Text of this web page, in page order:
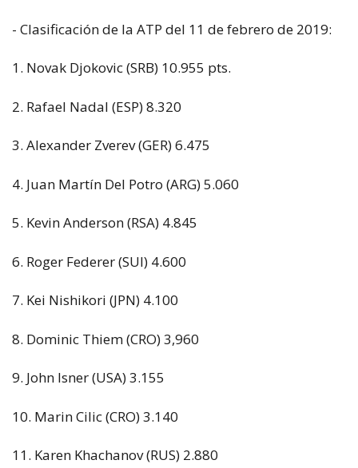
- Clasificación de la ATP del 11 de febrero de 2019:
1. Novak Djokovic (SRB) 10.955 pts.
2. Rafael Nadal (ESP) 8.320
3. Alexander Zverev (GER) 6.475
4. Juan Martín Del Potro (ARG) 5.060
5. Kevin Anderson (RSA) 4.845
6. Roger Federer (SUI) 4.600
7. Kei Nishikori (JPN) 4.100
8. Dominic Thiem (CRO) 3,960
9. John Isner (USA) 3.155
10. Marin Cilic (CRO) 3.140
11. Karen Khachanov (RUS) 2.880